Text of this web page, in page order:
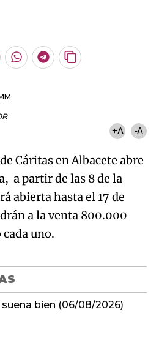
Whatsapp
Telegram
Copiar
+A -A
Cáritas en Albacete abre
a partir de las 8 de la
abierta hasta el 17 de
a la venta 800.000
uno.
bien (06/08/2026)